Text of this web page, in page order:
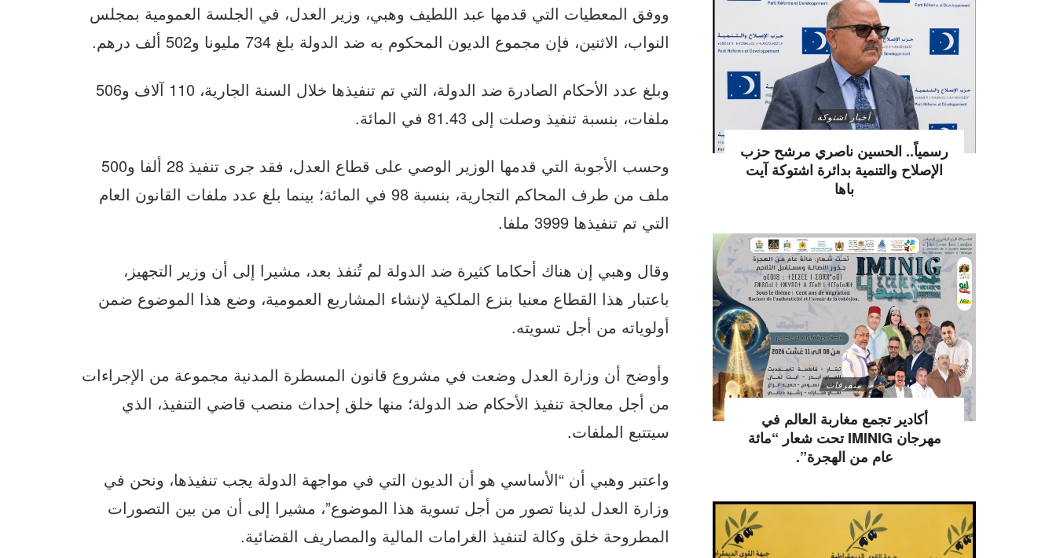
ووفق المعطيات التي قدمها عبد اللطيف وهبي، وزير العدل، في الجلسة العمومية بمجلس
النواب، الاثنين، فإن مجموع الديون المحكوم به ضد الدولة بلغ 734 مليونا و502 ألف درهم.
وبلغ عدد الأحكام الصادرة ضد الدولة، التي تم تنفيذها خلال السنة الجارية، 110 آلاف و506
ملفات، بنسبة تنفيذ وصلت إلى 81.43 في المائة.
وحسب الأجوبة التي قدمها الوزير الوصي على قطاع العدل، فقد جرى تنفيذ 28 ألفا و500
ملف من طرف المحاكم التجارية، بنسبة 98 في المائة؛ بينما بلغ عدد ملفات القانون العام
التي تم تنفيذها 3999 ملفا.
وقال وهبي إن هناك أحكاما كثيرة ضد الدولة لم تُنفذ بعد، مشيرا إلى أن وزير التجهيز،
باعتبار هذا القطاع معنيا بنزع الملكية لإنشاء المشاريع العمومية، وضع هذا الموضوع ضمن
أولوياته من أجل تسويته.
وأوضح أن وزارة العدل وضعت في مشروع قانون المسطرة المدنية مجموعة من الإجراءات
من أجل معالجة تنفيذ الأحكام ضد الدولة؛ منها خلق إحداث منصب قاضي التنفيذ، الذي
سيتتبع الملفات.
واعتبر وهبي أن “الأساسي هو أن الديون التي في مواجهة الدولة يجب تنفيذها، ونحن في
وزارة العدل لدينا تصور من أجل تسوية هذا الموضوع”، مشيرا إلى أن من بين التصورات
المطروحة خلق وكالة لتنفيذ الغرامات المالية والمصاريف القضائية.
أخبار اشتوكة
رسمياً.. الحسين ناصري مرشح حزب
الإصلاح والتنمية بدائرة اشتوكة آيت
باها
متفرقات
أكادير تجمع مغاربة العالم في
مهرجان IMINIG تحت شعار “مائة
عام من الهجرة”.